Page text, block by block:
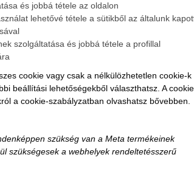
és jobbá tétele az oldalon
lehetővé tétele a sütikből az általunk
szolgáltatása és jobbá tétele a profillal
cookie vagy csak a nélkülözhetetlen cookie-k
beállítási lehetőségekből választhatsz. A
a cookie-szabályzatban olvashatsz bővebben.
szükség van a Meta termékeinek
szükségesek a webhelyek rendeltetésszerű